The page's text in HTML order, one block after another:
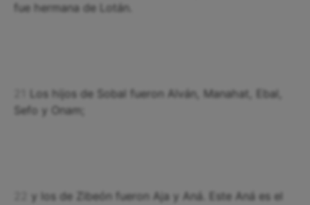
fue hermana de Lotán.
Los hijos de Sobal fueron Alván, Manahat, Ebal,
Sefo y Onam;
y los de Zibeón fueron Aja y Aná. Este Aná es el